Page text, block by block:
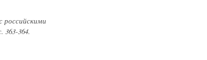
российскими
363-364.